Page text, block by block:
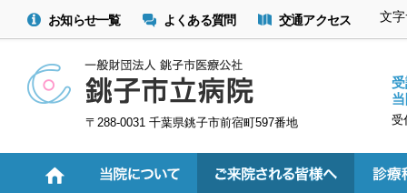
お知らせ一覧 よくある質問 交通アクセス 文
〒288-0031 千葉県銚子市前宿町597番地 受